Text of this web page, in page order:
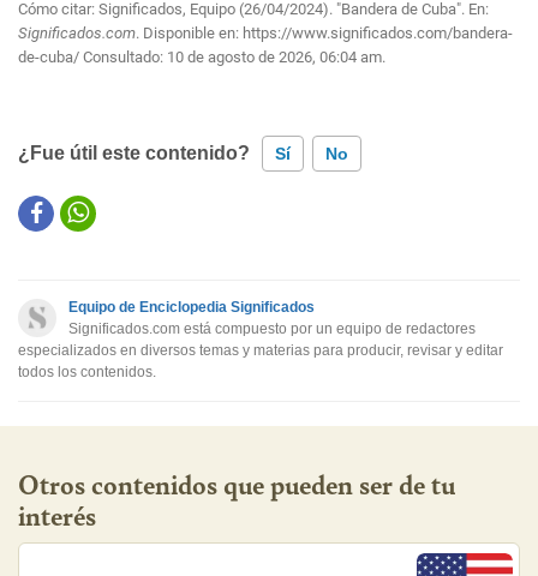
Cómo citar: Significados, Equipo (26/04/2024). "Bandera de Cuba". En:
Significados.com. Disponible en: https://www.significados.com/bandera-
de-cuba/ Consultado: 10 de agosto de 2026, 06:04 am.
¿Fue útil este contenido? Sí No
Este contenido contiene información incorrecta
Otro
Equipo de Enciclopedia Significados
Significados.com está compuesto por un equipo de redactores
especializados en diversos temas y materias para producir, revisar y editar
todos los contenidos.
Otros contenidos que pueden ser de tu
interés